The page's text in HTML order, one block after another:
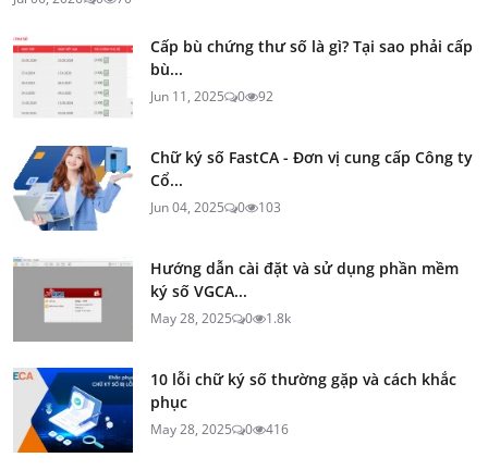
Cấp bù chứng thư số là gì? Tại sao phải cấp
bù...
Jun 11, 2025 0 92
Chữ ký số FastCA - Đơn vị cung cấp Công ty
Cổ...
Jun 04, 2025 0 103
Hướng dẫn cài đặt và sử dụng phần mềm
ký số VGCA...
May 28, 2025 0 1.8k
10 lỗi chữ ký số thường gặp và cách khắc
phục
May 28, 2025 0 416